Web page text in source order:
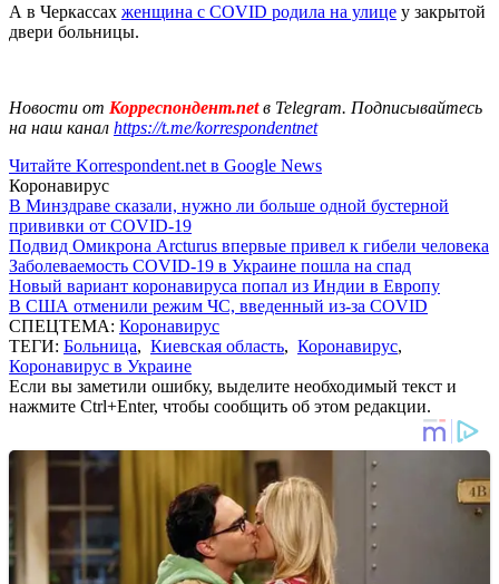
А в Черкассах женщина с COVID родила на улице у закрытой
двери больницы.
Новости от Корреспондент.netв Telegram. Подписывайтесь
на наш канал https://t.me/korrespondentnet
Читайте Korrespondent.net в Google News
Коронавирус
В Минздраве сказали, нужно ли больше одной бустерной
прививки от COVID-19
Подвид Омикрона Arcturus впервые привел к гибели человека
Заболеваемость COVID-19 в Украине пошла на спад
Новый вариант коронавируса попал из Индии в Европу
В США отменили режим ЧС, введенный из-за COVID
СПЕЦТЕМА: Коронавирус
ТЕГИ: Больница, Киевская область, Коронавирус,
Коронавирус в Украине
Если вы заметили ошибку, выделите необходимый текст и
нажмите Ctrl+Enter, чтобы сообщить об этом редакции.